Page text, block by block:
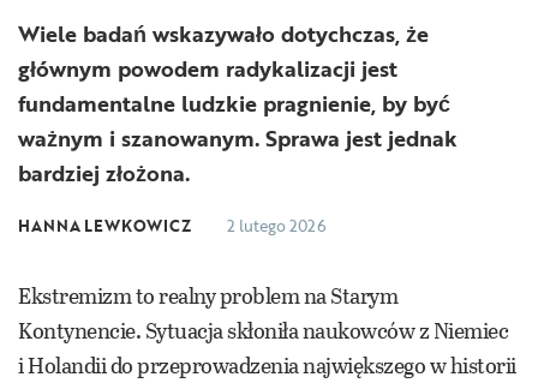
Wiele badań wskazywało dotychczas, że
głównym powodem radykalizacji jest
fundamentalne ludzkie pragnienie, by być
ważnym i szanowanym. Sprawa jest jednak
bardziej złożona.
HANNA LEWKOWICZ 2 lutego 2026
Ekstremizm to realny problem na Starym
Kontynencie. Sytuacja skłoniła naukowców z Niemiec
i Holandii do przeprowadzenia największego w historii